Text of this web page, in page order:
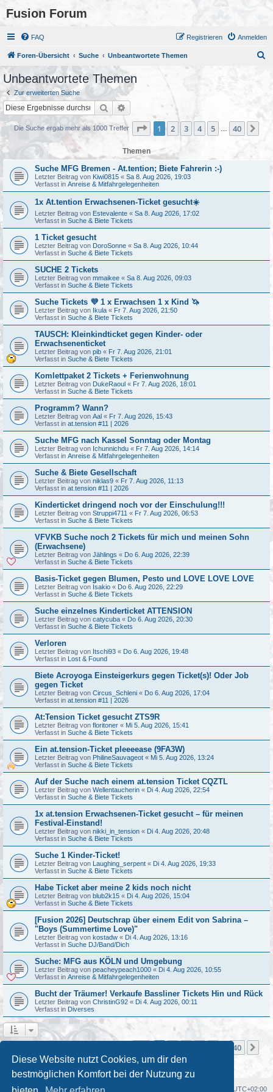
Diese Website nutzt Cookies, um dir den
bestmöglichen Komfort bei der Nutzung zu
Fusion Forum
FAQ Anmelden
Registrieren
Foren-Übersicht Suche Unbeantwortete Themen
Unbeantwortete Themen
Zur erweiterten Suche
Suche Erweiterte Suche
Die Suche ergab mehr als 1000 Treffer Seite 1von 40
1 2 3 4 5 40
Themen
Suche MFG Bremen - At.tention; Biete Fahrerin :-)
Letzter Beitrag von Kiwi0815 « Sa 8. Aug 2026, 19:03
Verfasst in Anreise & Mitfahrgelegenheiten
1x At.tention Erwachsenen-Ticket gesucht☀️
Letzter Beitrag von Estevalente « Sa 8. Aug 2026, 17:02
Verfasst in Suche & Biete Tickets
1 Ticket gesucht
Letzter Beitrag von DoroSonne « Sa 8. Aug 2026, 10:44
Verfasst in Suche & Biete Tickets
SUCHE 2 Tickets
Letzter Beitrag von mmaikee « Sa 8. Aug 2026, 09:03
Verfasst in Suche & Biete Tickets
Suche Tickets 💜 1 x Erwachsen 1 x Kind 🦄
Letzter Beitrag von Ikula « Fr 7. Aug 2026, 21:50
Verfasst in Suche & Biete Tickets
TAUSCH: Kleinkindticket gegen Kinder- oder
Erwachsenenticket
Letzter Beitrag von pib « Fr 7. Aug 2026, 21:01
Verfasst in Suche & Biete Tickets
Komlettpaket 2 Tickets + Ferienwohnung
Letzter Beitrag von DukeRaoul « Fr 7. Aug 2026, 18:01
Verfasst in Suche & Biete Tickets
Programm? Wann?
Letzter Beitrag von Aal « Fr 7. Aug 2026, 15:43
Verfasst in at.tension #11 | 2026
Suche MFG nach Kassel Sonntag oder Montag
Letzter Beitrag von Ichunnichdu « Fr 7. Aug 2026, 14:14
Verfasst in Anreise & Mitfahrgelegenheiten
Suche & Biete Gesellschaft
Letzter Beitrag von niklas9 « Fr 7. Aug 2026, 11:13
Verfasst in at.tension #11 | 2026
Kinderticket dringend noch vor der Einschulung!!!
Letzter Beitrag von Struppi4711 « Fr 7. Aug 2026, 06:53
Verfasst in Suche & Biete Tickets
VFVKB Suche noch 2 Tickets für mich und meinen Sohn
(Erwachsene)
Letzter Beitrag von Jählings « Do 6. Aug 2026, 22:39
Verfasst in Suche & Biete Tickets
Basis-Ticket gegen Blumen, Pesto und LOVE LOVE LOVE
Letzter Beitrag von Isakio « Do 6. Aug 2026, 22:29
Verfasst in Suche & Biete Tickets
Suche einzelnes Kinderticket ATTENSION
Letzter Beitrag von catycuba « Do 6. Aug 2026, 20:30
Verfasst in Suche & Biete Tickets
Verloren
Letzter Beitrag von Itschi93 « Do 6. Aug 2026, 19:48
Verfasst in Lost & Found
Biete Acroyoga Einsteigerkurs gegen Ticket(s)! Oder Job
gegen Ticket
Letzter Beitrag von Circus_Schleni « Do 6. Aug 2026, 17:04
Verfasst in at.tension #11 | 2026
At:Tension Ticket gesucht ZTS9R
Letzter Beitrag von floritoner « Mi 5. Aug 2026, 15:41
Verfasst in Suche & Biete Tickets
Ein at.tension-Ticket pleeeease (9FA3W)
Letzter Beitrag von PhilineSauvageot « Mi 5. Aug 2026, 13:24
Verfasst in Suche & Biete Tickets
Auf der Suche nach einem at.tension Ticket CQZTL
Letzter Beitrag von Wellentaucherin « Di 4. Aug 2026, 22:54
Verfasst in Suche & Biete Tickets
1x at.tension Erwachsenen-Ticket gesucht – für meinen
Festival-Einstand!
Letzter Beitrag von nikki_in_tension « Di 4. Aug 2026, 20:48
Verfasst in Suche & Biete Tickets
Suche 1 Kinder-Ticket!
Letzter Beitrag von Laughing_serpent « Di 4. Aug 2026, 19:33
Verfasst in Suche & Biete Tickets
Habe Ticket aber meine 2 kids noch nicht
Letzter Beitrag von blub2k15 « Di 4. Aug 2026, 15:04
Verfasst in Suche & Biete Tickets
[Fusion 2026] Deutschrap über einem Edit von Sabrina –
"Boys (Summertime Love)"
Letzter Beitrag von kostadw « Di 4. Aug 2026, 13:16
Verfasst in Suche DJ/Band/Dich
Suche: MFG aus KÖLN und Umgebung
Letzter Beitrag von peacheypeach1000 « Di 4. Aug 2026, 10:55
Verfasst in Anreise & Mitfahrgelegenheiten
Bucht der Träumer! Verkaufe Bassliner Tickets Hin und Rück
Letzter Beitrag von ChristinG92 « Di 4. Aug 2026, 00:11
Verfasst in Diverses
40
Foren-Übersicht UTC+02:00